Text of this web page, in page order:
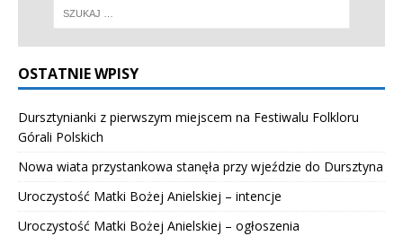
OSTATNIE WPISY
Dursztynianki z pierwszym miejscem na Festiwalu Folkloru
Górali Polskich
Nowa wiata przystankowa stanęła przy wjeździe do Dursztyna
Uroczystość Matki Bożej Anielskiej – intencje
Uroczystość Matki Bożej Anielskiej – ogłoszenia